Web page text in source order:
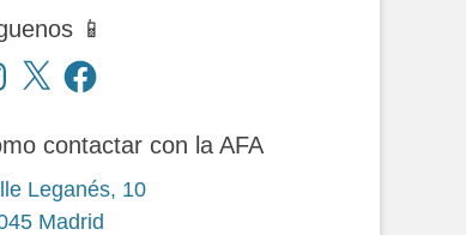
📱
X Facebook
contactar con la AFA
Leganés, 10
Madrid